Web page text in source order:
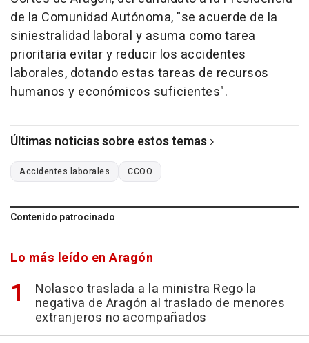
de la Comunidad Autónoma, "se acuerde de la
siniestralidad laboral y asuma como tarea
prioritaria evitar y reducir los accidentes
laborales, dotando estas tareas de recursos
humanos y económicos suficientes".
Últimas noticias sobre estos temas
Accidentes laborales CCOO
Contenido patrocinado
Lo más leído en Aragón
Nolasco traslada a la ministra Rego la
negativa de Aragón al traslado de menores
extranjeros no acompañados